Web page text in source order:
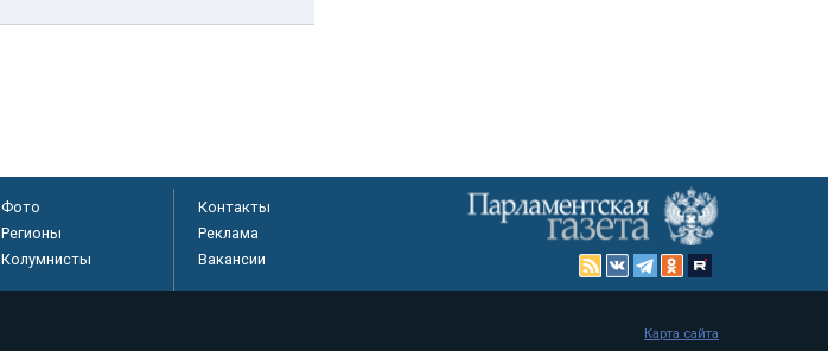
Фото
Регионы
Колумнисты
Контакты
Реклама
Вакансии
Карта сайта